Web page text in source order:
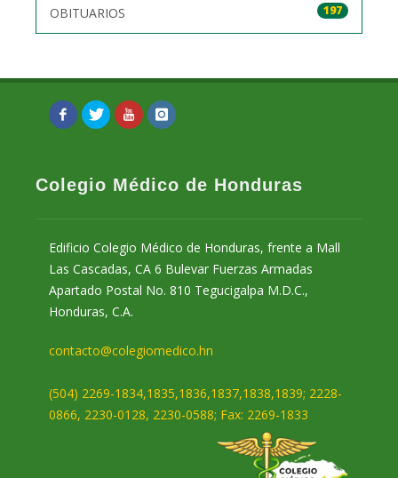
197
OBITUARIOS
Colegio Médico de Honduras
Edificio Colegio Médico de Honduras, frente a Mall
Las Cascadas, CA 6 Bulevar Fuerzas Armadas
Apartado Postal No. 810 Tegucigalpa M.D.C.,
Honduras, C.A.
contacto@colegiomedico.hn
(504) 2269-1834,1835,1836,1837,1838,1839; 2228-
0866, 2230-0128, 2230-0588; Fax: 2269-1833